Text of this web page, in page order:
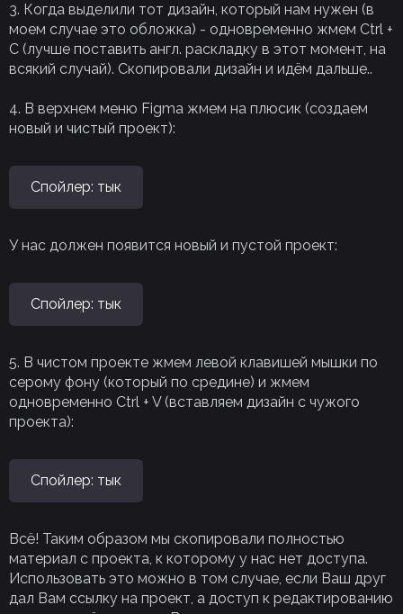
3. Когда выделили тот дизайн, который нам нужен (в
моем случае это обложка) - одновременно жмем Ctrl +
C (лучше поставить англ. раскладку в этот момент, на
всякий случай). Скопировали дизайн и идём дальше..
4. В верхнем меню Figma жмем на плюсик (создаем
новый и чистый проект):
Спойлер: тык
У нас должен появится новый и пустой проект:
Спойлер: тык
5. В чистом проекте жмем левой клавишей мышки по
серому фону (который по средине) и жмем
одновременно Ctrl + V (вставляем дизайн с чужого
проекта):
Спойлер: тык
Всё! Таким образом мы скопировали полностью
материал с проекта, к которому у нас нет доступа.
Использовать это можно в том случае, если Ваш друг
дал Вам ссылку на проект, а доступ к редактированию